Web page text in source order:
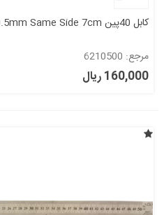
کابل 40پین FFC 40PIN 0.5mm Same Side 7cm
مرجع: 6210500
160,000 ریال